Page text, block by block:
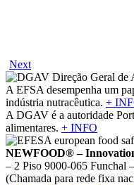
Next
A EFSA desempenha um
indústria nutracêutica. +
A DGAV é a autoridade
alimentares. + INFO
NEWFOOD® –
– 2 Piso 9000-065
(Chamada para rede fixa